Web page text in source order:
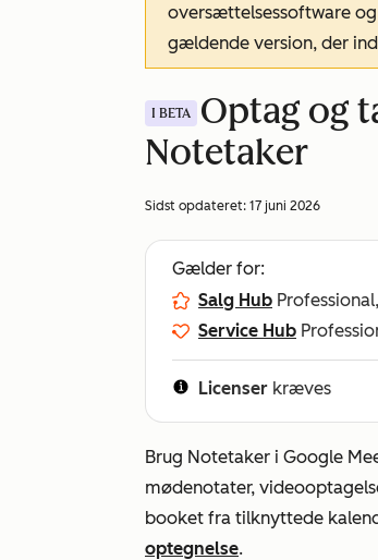
oversættelsessoftware
gældende version, der
I BETA
Optag og
Notetaker
Sidst opdateret: 17 juni 2026
Gælder for:
Salg Hub
Service Hub
Licenser kræves
Brug Notetaker i Google
mødenotater,
booket fra tilknyttede
optegnelse.